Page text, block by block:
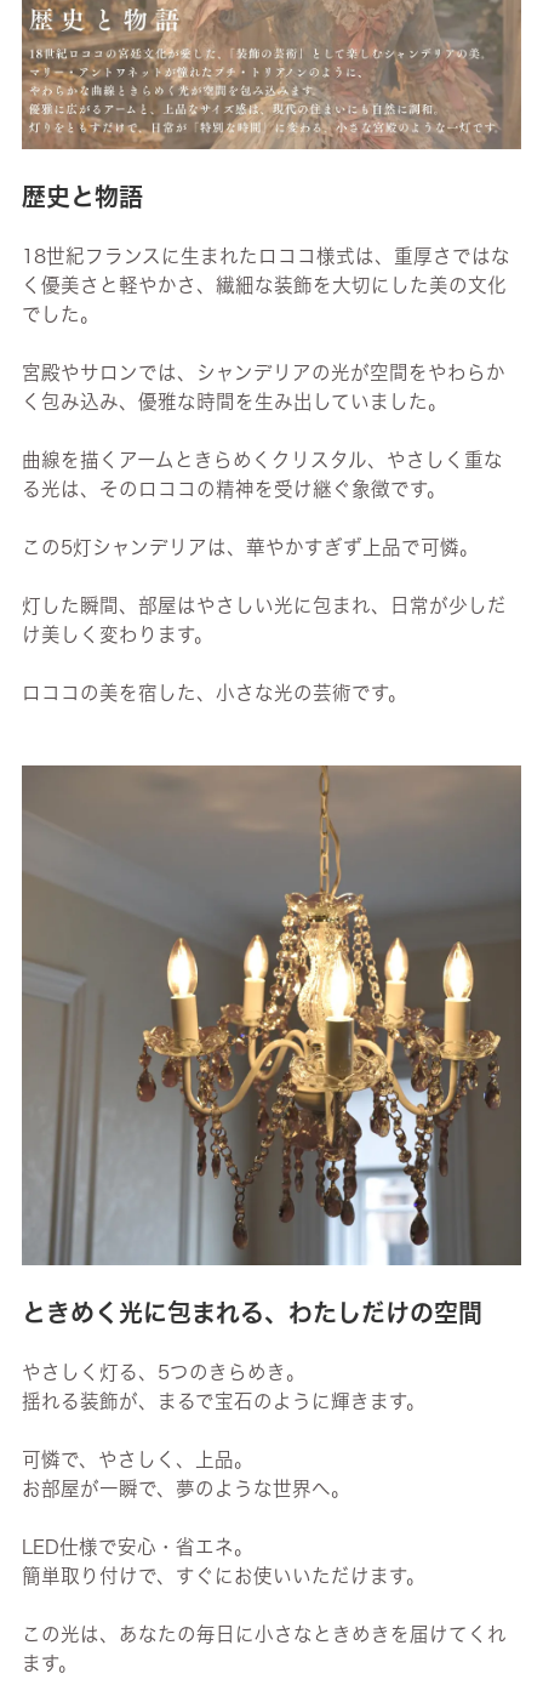
歴史と物語
18世紀フランスに生まれたロココ様式は、重厚さではな
く優美さと軽やかさ、繊細な装飾を大切にした美の文化
でした。
宮殿やサロンでは、シャンデリアの光が空間をやわらか
く包み込み、優雅な時間を生み出していました。
曲線を描くアームときらめくクリスタル、やさしく重な
る光は、そのロココの精神を受け継ぐ象徴です。
この5灯シャンデリアは、華やかすぎず上品で可憐。
灯した瞬間、部屋はやさしい光に包まれ、日常が少しだ
け美しく変わります。
ロココの美を宿した、小さな光の芸術です。
ときめく光に包まれる、わたしだけの空間
やさしく灯る、5つのきらめき。
揺れる装飾が、まるで宝石のように輝きます。
可憐で、やさしく、上品。
お部屋が一瞬で、夢のような世界へ。
LED仕様で安心・省エネ。
簡単取り付けで、すぐにお使いいただけます。
この光は、あなたの毎日に小さなときめきを届けてくれ
ます。